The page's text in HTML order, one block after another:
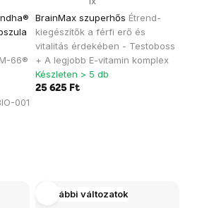
66®
001
BrainMax szuperhős Étrend-
kiegészítők a férfi erő és
vitalitás érdekében - Testoboss
+ A legjobb E-vitamin komplex
Készleten > 5 db
25 625 Ft
További változatok